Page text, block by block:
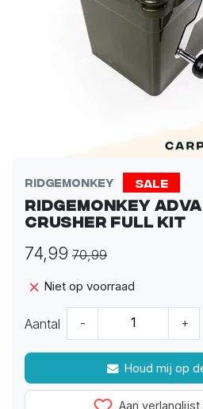
Ridgemonkey Sale
Ridgemonkey
Crusher Full Kit
74,99 70,99
Niet op voorraad
Aantal - +
Houd mij op
Aan